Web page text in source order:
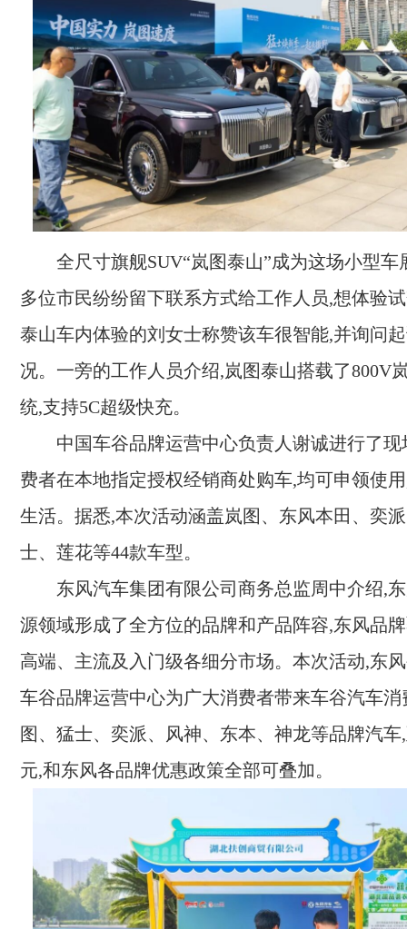
全尺寸旗舰SUV“岚图泰山”成为这场小型车
多位市民纷纷留下联系方式给工作人员,想体验
泰山车内体验的刘女士称赞该车很智能,并询问
况。一旁的工作人员介绍,岚图泰山搭载了800V
统,支持5C超级快充。
中国车谷品牌运营中心负责人谢诚进行了
费者在本地指定授权经销商处购车,均可申领使
生活。据悉,本次活动涵盖岚图、东风本田、奕
士、莲花等44款车型。
东风汽车集团有限公司商务总监周中介绍,
源领域形成了全方位的品牌和产品阵容,东风品
高端、主流及入门级各细分市场。本次活动,东
车谷品牌运营中心为广大消费者带来车谷汽车消
图、猛士、奕派、风神、东本、神龙等品牌汽车
元,和东风各品牌优惠政策全部可叠加。